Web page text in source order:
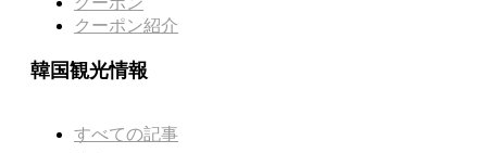
クーポン紹介
韓国観光情報
すべての記事